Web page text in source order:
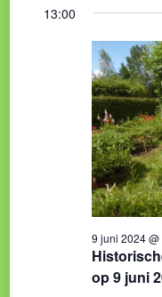
juni
2024
13:00
op 9 juni
9 juni 2024 @